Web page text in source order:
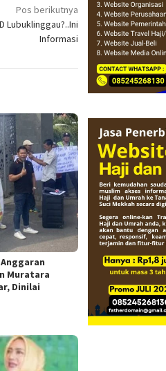
Pos berikutnya
Lubuklinggau?..Ini
Informasi
Muratara
Dinilai